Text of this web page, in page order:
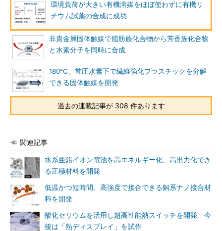
環境負荷が大きい有機溶媒をほぼ使わずに有機リ
チウム試薬の合成に成功
非貴金属固体触媒で脂肪族化合物から芳香族化合物
と水素分子を同時に合成
180℃、常圧水素下で繊維強化プラスチックを分解
できる固体触媒を開発
過去の連載記事が 308 件あります
関連記事
水系亜鉛イオン電池を高エネルギー化、高出力化でき
る正極材料を開発
低温かつ短時間、高強度で接合できる銅系ナノ接合材
料を開発
酸化セリウムを活用し超高性能熱スイッチを開発 今
後は「熱ディスプレイ」を試作